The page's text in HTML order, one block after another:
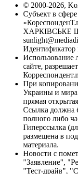
© 2000-2026,
Субъект в
ХАРКІВСЬКЕ
Идентификатор
Использование
сайте,
При
Украины и
прямая
Ссылка должна
полного либо
Гиперссылка
размещена в
материала.
Новости с
"Заявление",
"Тест-драйв",